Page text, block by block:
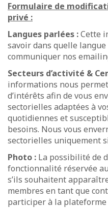
Formulaire de
privé :
Langues parlées :Cette
savoir dans quelle langue
communiquer nos
Secteurs d’activité &
informations nous
d’intérêts afin de vous
sectorielles adaptées à
quotidiennes et
besoins. Nous vous
sectorielles uniquement
Photo : La possibilité de
fonctionnalité réservée
s’ils souhaitent
membres en tant que
participer à la